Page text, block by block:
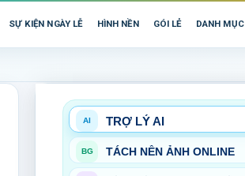
SỰ KIỆN NGÀY LỄ HÌNH NỀN GÓI LẺ DANH MỤC
AI TRỢ LÝ AI
BG TÁCH NỀN ẢNH ONLINE